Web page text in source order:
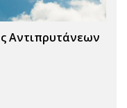
Αντιπρυτάνεων